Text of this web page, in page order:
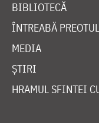
BIBLIOTECĂ
ÎNTREABĂ PREOTUL
MEDIA
ȘTIRI
HRAMUL SFINTEI